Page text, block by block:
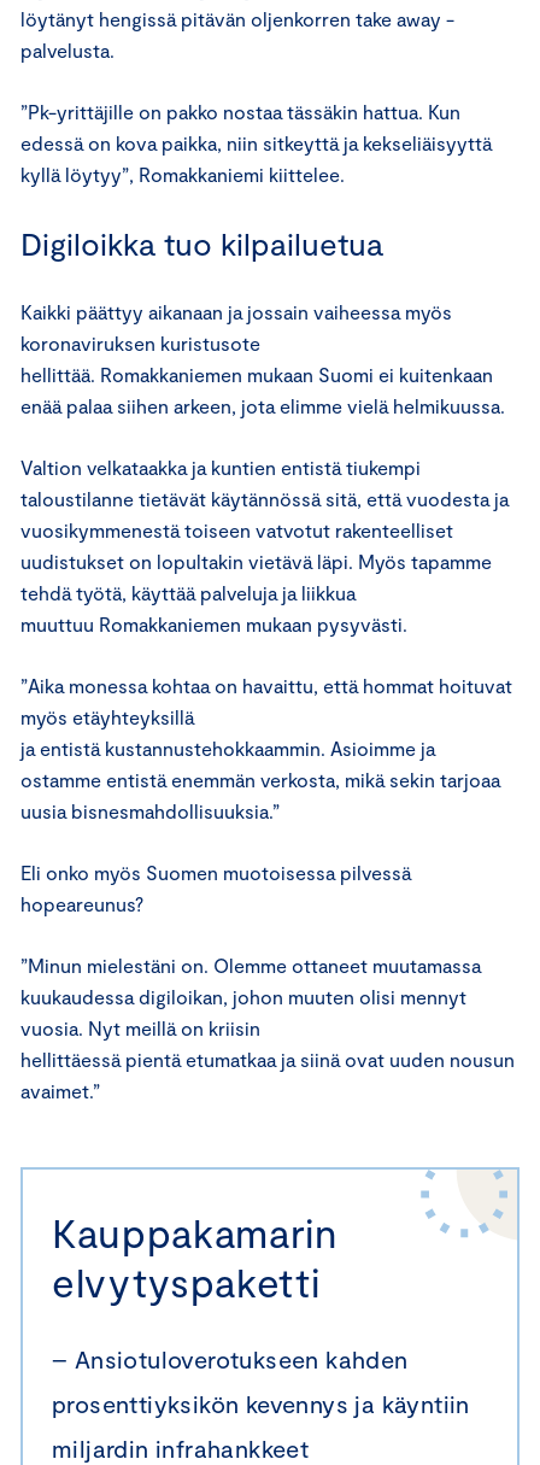
löytänyt hengissä pitävän oljenkorren take away -
palvelusta.
”Pk-yrittäjille on pakko nostaa tässäkin hattua. Kun
edessä on kova paikka, niin sitkeyttä ja kekseliäisyyttä
kyllä löytyy”, Romakkaniemi kiittelee.
Digiloikka tuo kilpailuetua
Kaikki päättyy aikanaan ja jossain vaiheessa myös
koronaviruksen kuristusote
hellittää. Romakkaniemen mukaan Suomi ei kuitenkaan
enää palaa siihen arkeen, jota elimme vielä helmikuussa.
Valtion velkataakka ja kuntien entistä tiukempi
taloustilanne tietävät käytännössä sitä, että vuodesta ja
vuosikymmenestä toiseen vatvotut rakenteelliset
uudistukset on lopultakin vietävä läpi. Myös tapamme
tehdä työtä, käyttää palveluja ja liikkua
muuttuu Romakkaniemen mukaan pysyvästi.
”Aika monessa kohtaa on havaittu, että hommat hoituvat
myös etäyhteyksillä
ja entistä kustannustehokkaammin. Asioimme ja
ostamme entistä enemmän verkosta, mikä sekin tarjoaa
uusia bisnesmahdollisuuksia.”
Eli onko myös Suomen muotoisessa pilvessä
hopeareunus?
”Minun mielestäni on. Olemme ottaneet muutamassa
kuukaudessa digiloikan, johon muuten olisi mennyt
vuosia. Nyt meillä on kriisin
hellittäessä pientä etumatkaa ja siinä ovat uuden nousun
avaimet.”
Kauppakamarin
elvytyspaketti
– Ansiotuloverotukseen kahden
prosenttiyksikön kevennys ja käyntiin
miljardin infrahankkeet